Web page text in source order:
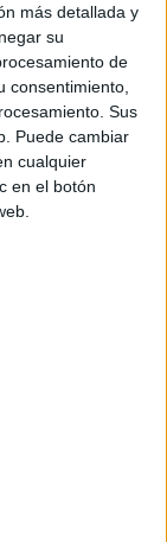
más detallada y
su
de
consentimiento,
Sus
Puede cambiar
cualquier
en el botón
de donde era
y
tras haber
jornada en
misma forma